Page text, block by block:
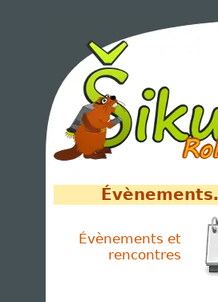
Évènements et
rencontres